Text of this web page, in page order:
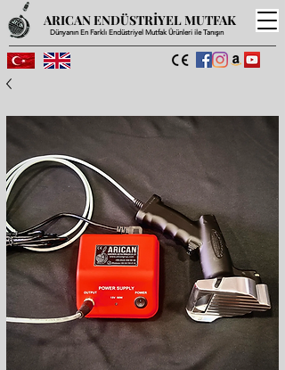
Dünyanın En Farklı Endüstriyel Mutfak Ürünleri ile Tanışın
ARICAN ENDÜSTRİYEL MUTFAK